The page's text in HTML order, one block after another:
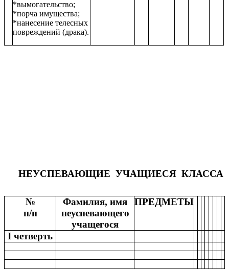
*вымогательство;
*порча имущества;
*нанесение телесных
повреждений (драка).
НЕУСПЕВАЮЩИЕ УЧАЩИЕСЯ КЛАССА
№
п/п
Фамилия, имя
неуспевающего
учащегося
ПРЕДМЕТЫ
I четверть